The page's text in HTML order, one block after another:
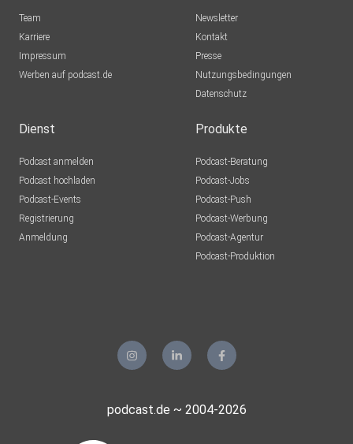
Team
Karriere
Impressum
Werben auf podcast.de
Newsletter
Kontakt
Presse
Nutzungsbedingungen
Datenschutz
Dienst
Podcast anmelden
Podcast hochladen
Podcast-Events
Registrierung
Anmeldung
Produkte
Podcast-Beratung
Podcast-Jobs
Podcast-Push
Podcast-Werbung
Podcast-Agentur
Podcast-Produktion
podcast.de ~ 2004-2026